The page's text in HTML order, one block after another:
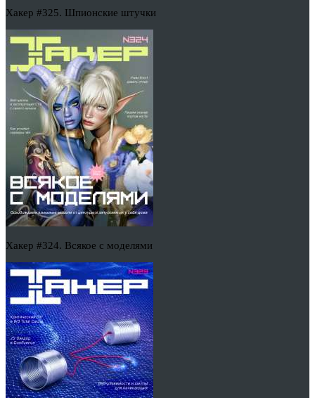
Хакер #325. Шпионские штучки
Хакер #324. Всякое с моделями